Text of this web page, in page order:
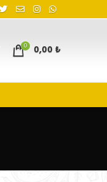
0 0,00₺